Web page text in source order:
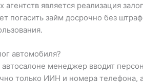
агентств является реализация
погасить займ досрочно без
автомобиля?
менеджер вводит
только ИИН и номера телефона,